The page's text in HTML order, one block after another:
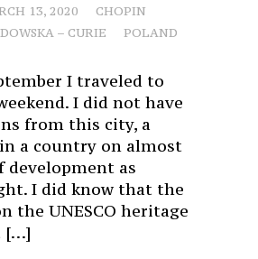
13, 2020
CHOPIN
– CURIE
POLAND
I traveled to
I did not have
from this city, a
a country on almost
development as
I did know that the
the UNESCO heritage
[…]